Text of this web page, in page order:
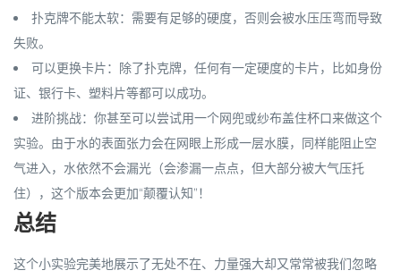
扑克牌不能太软：需要有足够的硬度，否则会被水压压弯而导致
失败。
可以更换卡片：除了扑克牌，任何有一定硬度的卡片，比如身份
证、银行卡、塑料片等都可以成功。
进阶挑战：你甚至可以尝试用一个网兜或纱布盖住杯口来做这个
实验。由于水的表面张力会在网眼上形成一层水膜，同样能阻止空
气进入，水依然不会漏光（会渗漏一点点，但大部分被大气压托
住），这个版本会更加“颠覆认知”！
总结
这个小实验完美地展示了无处不在、力量强大却又常常被我们忽略